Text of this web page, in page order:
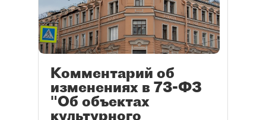
Комментарий об
изменениях в 73-ФЗ
"Об объектах
культурного